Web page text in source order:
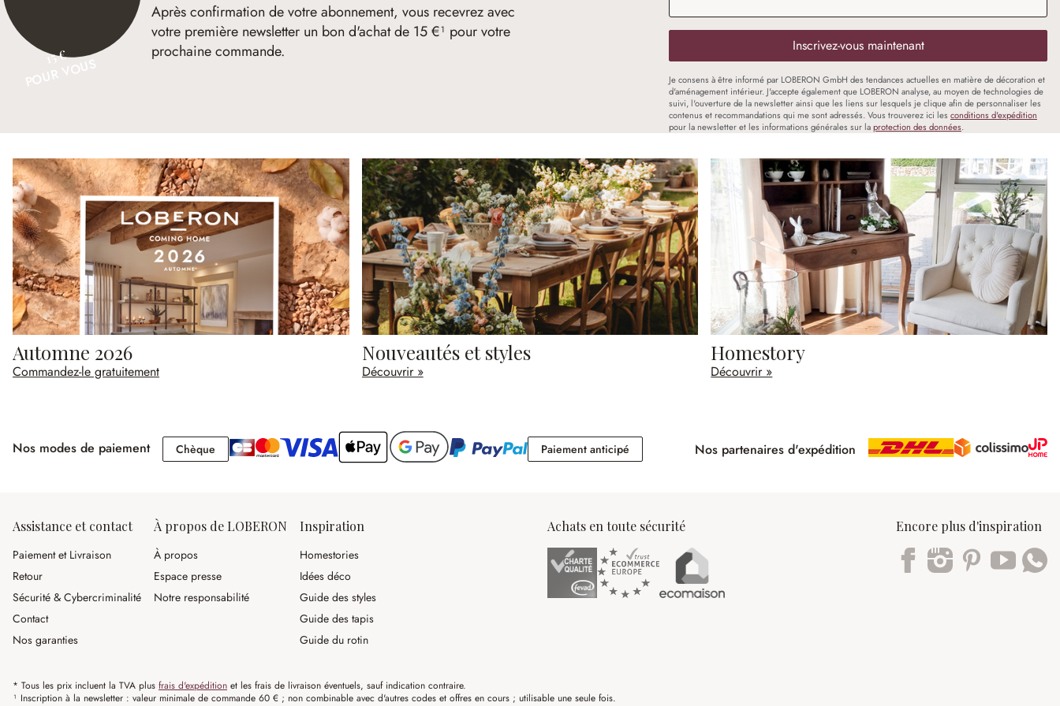
15 €
Après confirmation de votre abonnement, vous recevrez avec
votre première newsletter un bon d'achat de 15 €¹ pour votre
prochaine commande.
Inscrivez-vous maintenant
Je consens à être informé par LOBERON GmbH des tendances actuelles en matière de décoration et
d'aménagement intérieur. J'accepte également que LOBERON analyse, au moyen de technologies de
suivi, l'ouverture de la newsletter ainsi que les liens sur lesquels je clique afin de personnaliser les
contenus et recommandations qui me sont adressés. Vous trouverez ici les conditions d'expédition
pour la newsletter et les informations générales sur laprotection des données.
Automne 2026
Commandez-le gratuitement
Nouveautés et styles
Découvrir »
Homestory
Découvrir »
Nos modes de paiement Chèque Chèque Paiement anticipéPaiement anticipéNos partenaires d'expédition
Assistance et contact
Paiement et Livraison
Retour
Sécurité & Cybercriminalité
Contact
Nos garanties
À propos de LOBERON
À propos
Espace presse
Notre responsabilité
Inspiration
Homestories
Idées déco
Guide des styles
Guide des tapis
Guide du rotin
Achats en toute sécurité Encore plus d'inspiration
* Tous les prix incluent la TVA plus frais d'expédition et les frais de livraison éventuels, sauf indication contraire.
¹ Inscription à la newsletter : valeur minimale de commande 60 € ; non combinable avec d'autres codes et offres en cours ; utilisable une seule fois.